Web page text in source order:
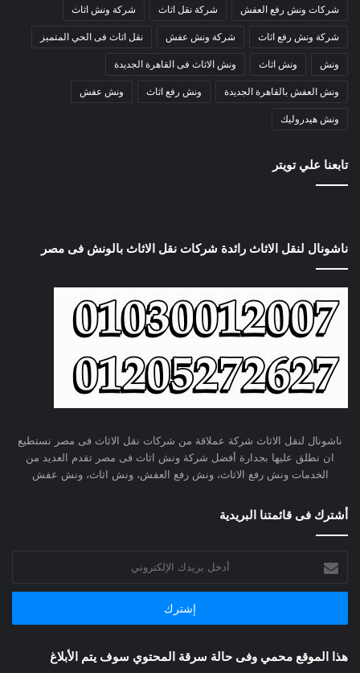
شركات ونش رفع العفش شركة نقل اثاث شركة ونش اثاث
شركة ونش رفع اثاث شركة ونش عفش نقل اثاث فى الحي المتميز
ونش ونش اثاث ونش الاثاث فى القاهرة الجديدة
ونش العفش بالقاهرة الجديدة ونش رفع اثاث ونش عفش
ونش هيدروليك
تابعنا علي تويتر
ناشونال لنقل الاثاث رائدة شركات نقل الاثاث بالونش فى مصر
ناشونال لنقل الاثاث شركة عملاقة من شركات نقل الاثاث فى مصر نستطيع
ان نطلق عليها بجدارة أفضل شركة ونش اثاث فى مصر تقدم العديد من
الخدمات ونش رفع الاثاث، ونش رفع العفش، ونش اثاث، ونش عفش
أشترك فى قائمتنا البريدية
بريدك
الإلكتروني
هذا الموقع محمي وفى حالة سرقة المحتوي سوف يتم الأبلاغ